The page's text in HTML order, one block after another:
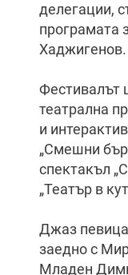
делегации,
програмата
Хаджигенов.
Фестивалът
театрална
и
„Смешни
спектакъл
„Театър в
Джаз
заедно с
Младен